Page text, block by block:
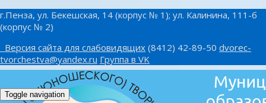
г.Пенза, ул. Бекешская, 14 (корпус № 1); ул. Калинина, 111-б
(корпус № 2)
Версия сайта для слабовидящих (8412) 42-89-50 dvorec-
tvorchestva@yandex.ru Группа в VK
Toggle navigation